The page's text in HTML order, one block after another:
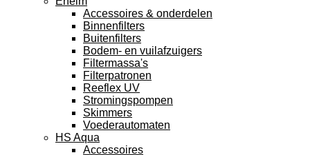
Accessoires & onderdelen
Binnenfilters
Buitenfilters
Bodem- en vuilafzuigers
Filtermassa's
Filterpatronen
Reeflex UV
Stromingspompen
Skimmers
Voederautomaten
HS Aqua
Accessoires